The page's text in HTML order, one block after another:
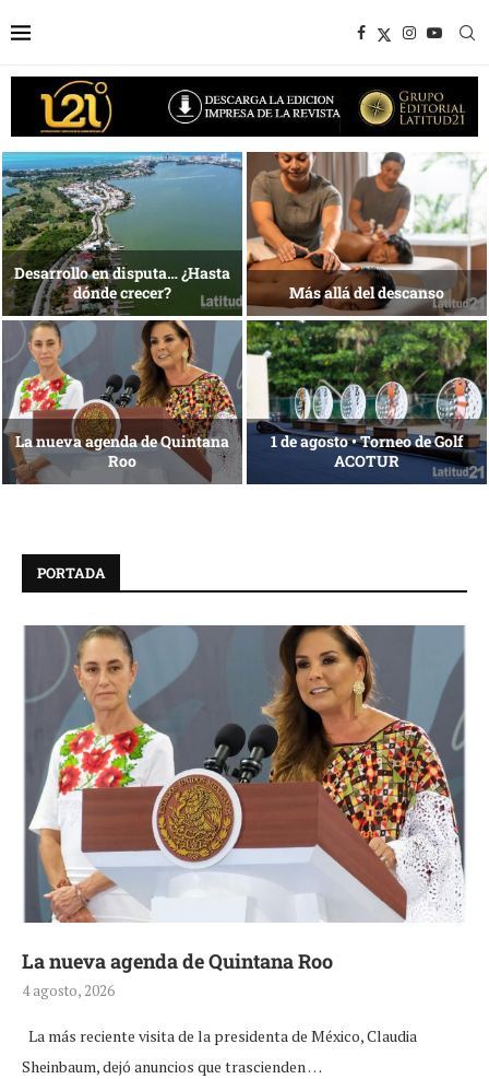
1 al 28 de agosto •
Fundación Isleña
Energía que Impulsa la
competitividad
Reconocimiento de viajeros La esencia del servicio
PORTADA
La nueva agenda de Quintana Roo
4 agosto, 2026
La más reciente visita de la presidenta de México, Claudia
Sheinbaum, dejó anuncios que trascienden …